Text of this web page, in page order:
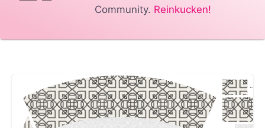
Community. Reinkucken!